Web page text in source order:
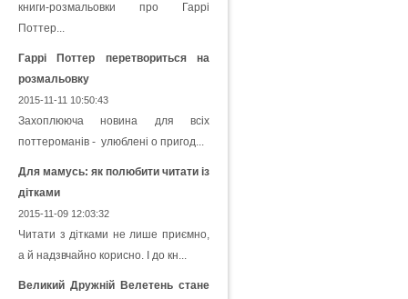
книги-розмальовки про Гаррі
Поттер...
Гаррі Поттер перетвориться на
розмальовку
2015-11-11 10:50:43
Захоплююча новина для всіх
поттероманів - улюблені о пригод...
Для мамусь: як полюбити читати із
дітками
2015-11-09 12:03:32
Читати з дітками не лише приємно,
а й надзвчайно корисно. І до кн...
Великий Дружній Велетень стане